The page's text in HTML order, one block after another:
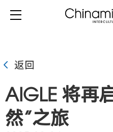
返回
AIGLE 将再
然”之旅